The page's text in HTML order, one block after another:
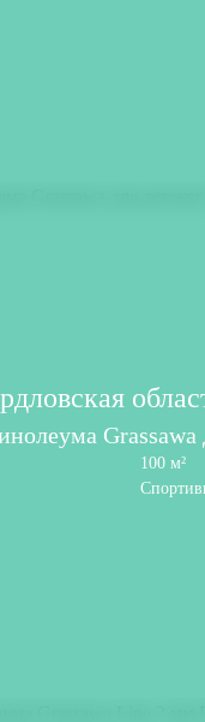
100 м²